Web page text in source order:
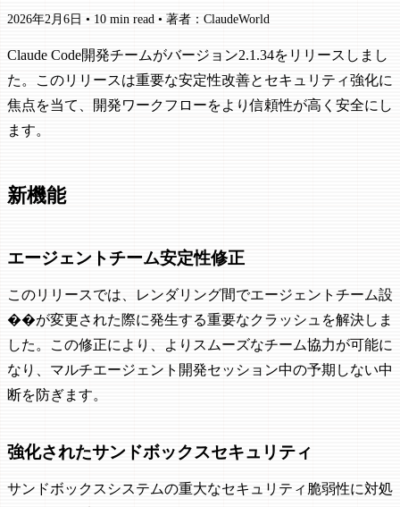
2026年2月6日 • 10 min read • 著者：ClaudeWorld
Claude Code開発チームがバージョン2.1.34をリリースしまし
た。このリリースは重要な安定性改善とセキュリティ強化に
焦点を当て、開発ワークフローをより信頼性が高く安全にし
ます。
新機能
エージェントチーム安定性修正
このリリースでは、レンダリング間でエージェントチーム設
��が変更された際に発生する重要なクラッシュを解決しま
した。この修正により、よりスムーズなチーム協力が可能に
なり、マルチエージェント開発セッション中の予期しない中
断を防ぎます。
強化されたサンドボックスセキュリティ
サンドボックスシステムの重大なセキュリティ脆弱性に対処